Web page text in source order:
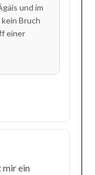
und im
Bruch
einer
mir ein